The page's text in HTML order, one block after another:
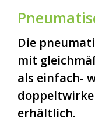
Die
mit
als einfach-
erhältlich.